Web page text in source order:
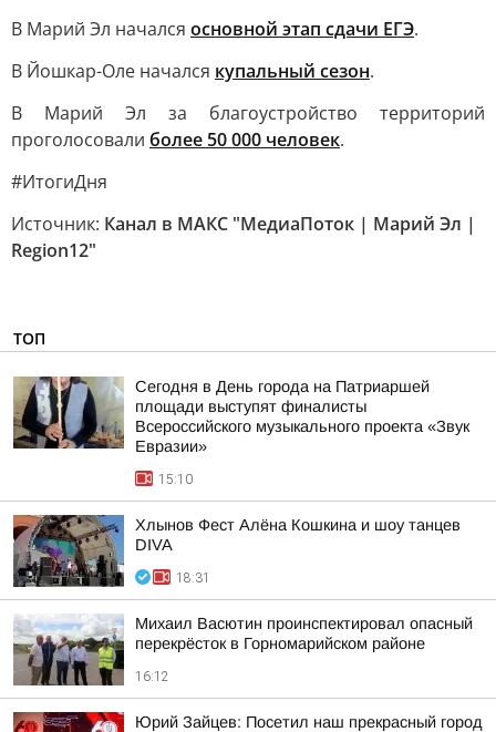
В Марий Эл начался основной этап сдачи ЕГЭ.
В Йошкар-Оле начался купальный сезон.
В Марий Эл за благоустройство территорий
проголосовали более 50 000 человек.
#ИтогиДня
Источник: Канал в МАКС "МедиаПоток | Марий Эл |
Region12"
ТОП
Сегодня в День города на Патриаршей
площади выступят финалисты
Всероссийского музыкального проекта «Звук
Евразии»
15:10
Хлынов Фест Алёна Кошкина и шоу танцев
DIVA
18:31
Михаил Васютин проинспектировал опасный
перекрёсток в Горномарийском районе
16:12
Юрий Зайцев: Посетил наш прекрасный город